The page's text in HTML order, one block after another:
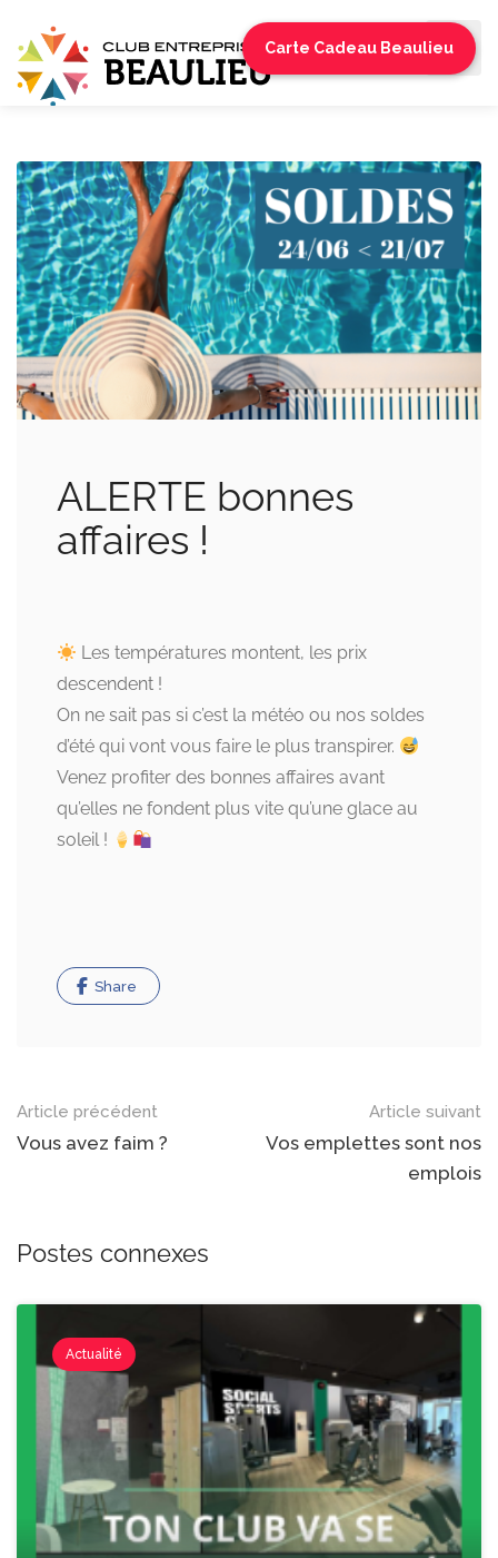
Carte Cadeau Beaulieu
ALERTE bonnes
affaires !
Les températures montent, les prix
descendent !
On ne sait pas si c’est la météo ou nos soldes
d’été qui vont vous faire le plus transpirer.
Venez profiter des bonnes affaires avant
qu’elles ne fondent plus vite qu’une glace au
soleil !
Share
Post
navigation
Article précédent
Vous avez faim ?
Article suivant
Vos emplettes sont nos
emplois
Postes connexes
Actualité